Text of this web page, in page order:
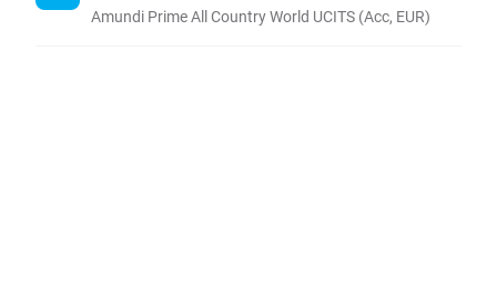
Amundi Prime All Country World UCITS (Acc, EUR)